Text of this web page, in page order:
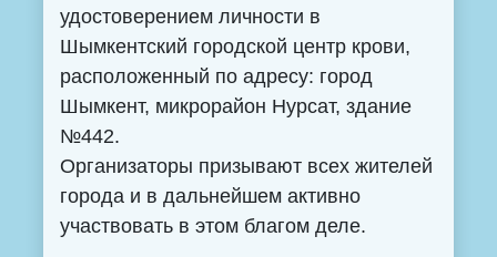
удостоверением личности в
Шымкентский городской центр крови,
расположенный по адресу: город
Шымкент, микрорайон Нурсат, здание
№442.
Организаторы призывают всех жителей
города и в дальнейшем активно
участвовать в этом благом деле.